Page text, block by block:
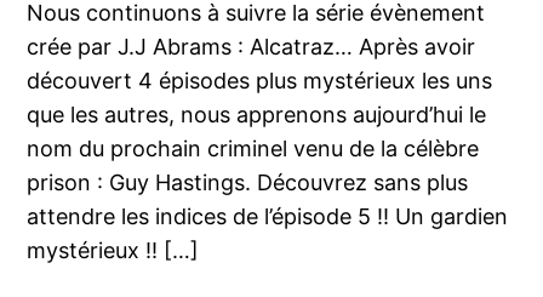
Nous continuons à suivre la série évènement
crée par J.J Abrams : Alcatraz… Après avoir
découvert 4 épisodes plus mystérieux les uns
que les autres, nous apprenons aujourd’hui le
nom du prochain criminel venu de la célèbre
prison : Guy Hastings. Découvrez sans plus
attendre les indices de l’épisode 5 !! Un gardien
mystérieux !! […]